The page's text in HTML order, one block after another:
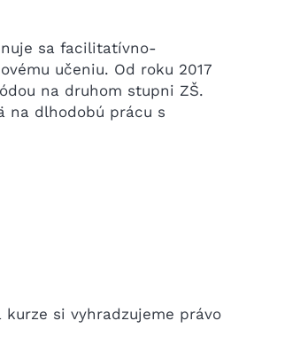
sa facilitatívno-
učeniu. Od roku 2017
na druhom stupni ZŠ.
na dlhodobú prácu s
si vyhradzujeme právo